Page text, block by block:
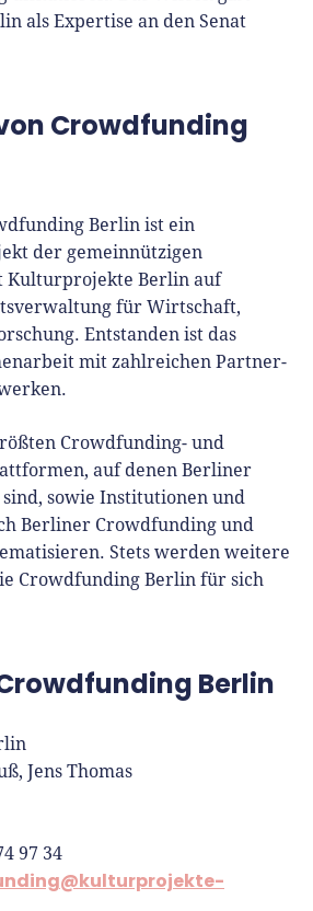
als Expertise an den Senat
Crowdfunding
Berlin ist ein
der gemeinnützigen
Kulturprojekte Berlin auf
für Wirtschaft,
Entstanden ist das
mit zahlreichen Partner-
Crowdfunding- und
auf denen Berliner
sowie Institutionen und
Berliner Crowdfunding und
Stets werden weitere
Crowdfunding Berlin für sich
Berlin
Jens Thomas
97 34
@kulturprojekte-